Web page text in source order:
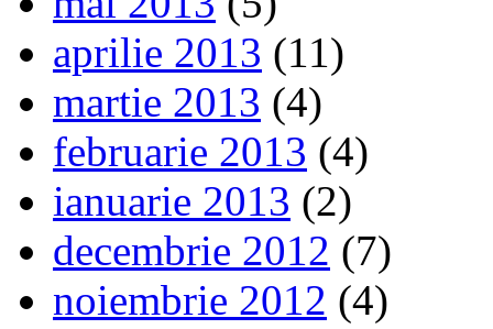
aprilie 2013 (11)
martie 2013 (4)
februarie 2013 (4)
ianuarie 2013 (2)
decembrie 2012 (7)
noiembrie 2012 (4)